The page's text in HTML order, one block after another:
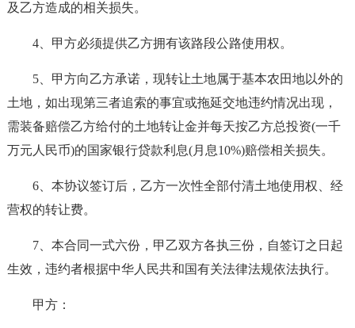
及乙方造成的相关损失。
4、甲方必须提供乙方拥有该路段公路使用权。
5、甲方向乙方承诺，现转让土地属于基本农田地以外的
土地，如出现第三者追索的事宜或拖延交地违约情况出现，
需装备赔偿乙方给付的土地转让金并每天按乙方总投资(一千
万元人民币)的国家银行贷款利息(月息10%)赔偿相关损失。
6、本协议签订后，乙方一次性全部付清土地使用权、经
营权的转让费。
7、本合同一式六份，甲乙双方各执三份，自签订之日起
生效，违约者根据中华人民共和国有关法律法规依法执行。
甲方：